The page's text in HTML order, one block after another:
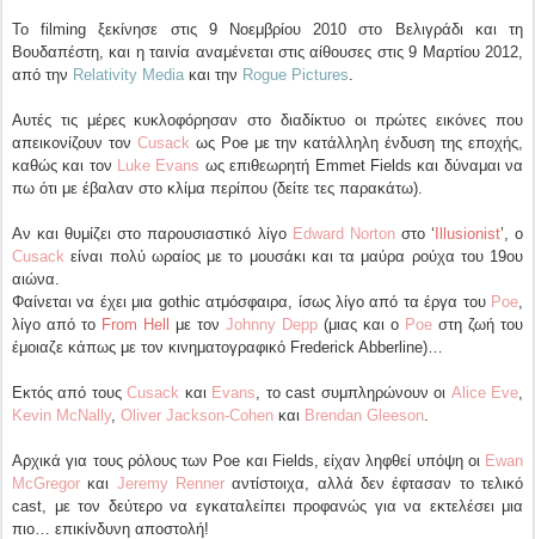
Το filming ξεκίνησε στις 9 Νοεμβρίου 2010 στο Βελιγράδι και τη
Βουδαπέστη, και η ταινία αναμένεται στις αίθουσες στις 9 Μαρτίου 2012,
από την Relativity Media και την Rogue Pictures.
Αυτές τις μέρες κυκλοφόρησαν στο διαδίκτυο οι πρώτες εικόνες που
απεικονίζουν τον Cusack ως Poe με την κατάλληλη ένδυση της εποχής,
καθώς και τον Luke Evans ως επιθεωρητή Emmet Fields και δύναμαι να
πω ότι με έβαλαν στο κλίμα περίπου (δείτε τες παρακάτω).
Αν και θυμίζει στο παρουσιαστικό λίγο Edward Nortonστο ‘ Illusionist’, ο
Cusack είναι πολύ ωραίος με το μουσάκι και τα μαύρα ρούχα του 19ου
αιώνα.
Φαίνεται να έχει μια gothic ατμόσφαιρα, ίσως λίγο από τα έργα του Poe,
λίγο από το From Hell με τον Johnny Depp (μιας και ο Poe στη ζωή του
έμοιαζε κάπως με τον κινηματογραφικό Frederick Abberline)…
Εκτός από τουςCusack και Evans, το cast συμπληρώνουν οι Alice Eve,
Kevin McNally, Oliver Jackson-Cohen και Brendan Gleeson.
Αρχικά για τους ρόλους των Poe και Fields, είχαν ληφθεί υπόψη οι Ewan
McGregor και Jeremy Renner αντίστοιχα, αλλά δεν έφτασαν το τελικό
cast, με τον δεύτερο να εγκαταλείπει προφανώς για να εκτελέσει μια
πιο… επικίνδυνη αποστολή!